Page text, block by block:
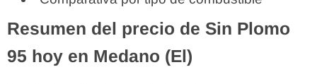
Resumen del precio de Sin Plomo
95 hoy en Medano (El)